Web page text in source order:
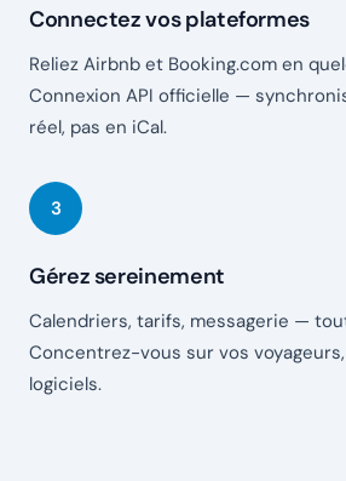
Connectez vos plateformes
Reliez Airbnb et Booking.com en
Connexion API officielle —
réel, pas en iCal.
Gérez sereinement
Calendriers, tarifs, messagerie —
Concentrez-vous sur vos
logiciels.